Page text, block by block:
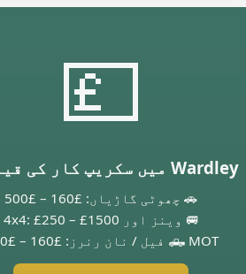
💷
Wardley میں سکریپ کار کی قیمتیں
🚗 چھوٹی گاڑیاں: £160 – £500
🚐 وینز اور 4x4: £250 – £1500
🛻 MOT فیل / نان رنرز: £160 – £500